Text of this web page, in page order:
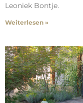
Leoniek Bontje.
Weiterlesen »